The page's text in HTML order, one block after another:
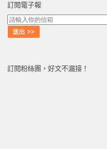
訂閱電子報
訂閱粉絲團，好文不漏接！